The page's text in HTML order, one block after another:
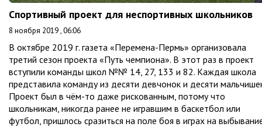
Спортивный проект для неспортивных школьников
8 ноября 2019 , 06:06
В октябре 2019 г. газета «Перемена-Пермь» организовала
третий сезон проекта «Путь чемпиона». В этот раз в проект
вступили команды школ №№ 14, 27, 133 и 82. Каждая школа
представила команду из десяти девчонок и десяти
Проект был в чём-то даже рискованным, потому что
школьникам, никогда ранее не игравшим в баскетбол или
футбол, пришлось сразиться на поле боя в играх на